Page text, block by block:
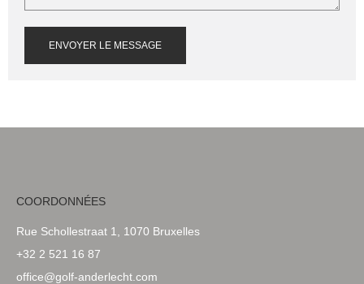
ENVOYER LE MESSAGE
COORDONNÉES
Rue Schollestraat 1, 1070 Bruxelles
+32 2 521 16 87
office@golf-anderlecht.com